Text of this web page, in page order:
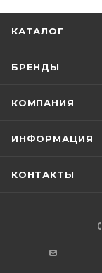
КАТАЛОГ
БРЕНДЫ
КОМПАНИЯ
ИНФОРМАЦИЯ
КОНТАКТЫ